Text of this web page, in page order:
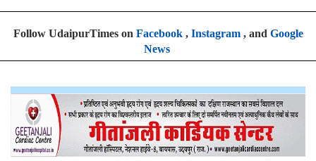
Follow UdaipurTimes on Facebook, Instagram, and Google
News